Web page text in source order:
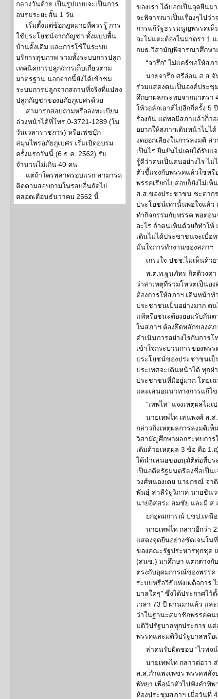
กลางวันด้วย เป็นรูปแบบจะเป็นการ
อบรมระยะสั้น 1 วัน
เริ่มตั้งแต่ข้อกฎหมายที่ควรรู้ การ
ใช้ประโยชน์จากกัญชา ทั้งแบบพื้น
บ้านดั้งเดิม และการใช้ในระบบ
บริการสุขภาพ รวมทั้งระบบการปลูก
เทคนิคการปลูก/การเก็บเกี่ยวตาม
มาตรฐาน นอกจากนี้ยังได้เข้าชม
ระบบการปลูกจากสถานที่จริงที่แปลง
ปลูกกัญชาของอภัยภูเบศรด้วย
สามารถสอบถามหรือลงทะเบียน
ล่วงหน้าได้ที่โทร.0-3721-1289 (ใน
วันเวลาราชการ) หรือเฟซบุ๊ก
สมุนไพรอภัยภูเบศร เริ่มเปิดอบรม
ครั้งแรกวันนี้ (6 ธ.ค. 2562) รับ
จำนวนไม่เกิน 40 คน
แต่ถ้าใครพลาดรอบแรก สามารถ
ติดตามสอบถามในรอบอื่นถัดไป
ตลอดเดือนธันวาคม 2562 นี้
ของเรา ได้บอกเป็นจุดยืน
จะพิจารณาเป็นเรื่องๆไปว่
การแก้รัฐธรรมนูญพรรคเ
จะไม่แตะต้องในมาตรา 1
กมธ.วิสามัญพิจารณาศึกษ
“จารึก” ไม่แคร์ขอให้สภ
นายจารึก ศรีอ่อน ส.ส.
ร่วมแสดงตนเป็นองค์ประ
ศึกษาผลกระทบจากมาตรา
ให้วอล์กเอาต์ไปอีกกี่ครั้ง 5
ร้องกัน แต่พอมีสภาแล้วก็ว
อยากให้สภาฯเดินหน้าไปไ
งดออกเสียงในการลงมติ ส่
เป็นไร ยืนยันไม่เคยได้รับแ
รู้ดีว่าตนเป็นคนอย่างไร ไม่
ตัวชี้แจงกับพรรคแล้วใช่หรื
พรรคเรียกไปสอบก็ยังไม่เห็
ส.ส.ของประชาชน ชะตาก
ประโยชน์เท่านั้นพอใจแล้ว
ทำกิจกรรมกับพรรค พอตอ
อะไร ถ้าตนเห็นด้วยก็ทำใ
เดินไม่ได้ประชาชนจะเบื่อ
มั่นใจการทำงานของสภาฯ
เกรงใจ ปชช.ไม่เห็นด้ว
พ.ต.ท.ฐนภัทร กิตติวงศ
ว่าสาเหตุที่ร่วมโหวตเป็นอ
ต้องการให้สภาฯ เดินหน้าท
ประชาชนเป็นอย่างมาก ตน
แพ้หรือชนะต้องยอมรับกันต
ในสภาฯ ต้องยึดหลักของส
ดำเนินการอย่างไรกับการ
เข้าใจกระบวนการของพร
ประโยชน์ของประชาชนเป็
ประเทศจะเดินหน้าได้ ทุกฝ่
ประชาชนที่มีอยู่มาก โดยเ
และเสนอแนวทางการแก้ไ
“เทพไท” แจงเหตุผลไม่
นายเทพไท เสนพงศ์ ส.
กล่าวถึงเหตุผลการลงมติเ
วิสามัญศึกษาผลกระทบกา
เดิมด้วยเหตุผล 3 ข้อ คือ
ได้นำเสนอขออนุมัติต่อที่ป
เป็นอดีตรัฐมนตรีลงชื่อเป็น
วงศ์หนองเตย นายกรณ์ จ
พันธุ์ สาลีรัฐวิภาค นายชิน
นายอิสสระ สมชัย และมี ส.
ยกอุดมการณ์ ปชป.เหนื
นายเทพไท กล่าวอีกว่า
แสดงจุดยืนอย่างชัดเจนใ
ของคณะรัฐประหารทุกชุด
(สนช.) มาศึกษา แตกต่าง
ตรงกับอุดมการณ์ของพรร
ระบบหรือวิธีแห่งเผด็จการ
บาลใดๆ” ซึ่งได้ประกาศไว้
เวลา 73 ปี ผ่านมาแล้ว แล
ว่าในฐานะสมาชิกพรรคค
มติวิปรัฐบาลทุกประการ แ
พรรคและมติวิปรัฐบาลหรือ
ล่าคนรับผิดชอบ “ไวพจ
นายเทพไท กล่าวต่อว่า
ส.ส.กำแพงเพชร พรรคพลั
พัทยา เพื่อนำตัวไปฟังคำพิ
ห้องประชุมสภาฯ เมื่อวันที่